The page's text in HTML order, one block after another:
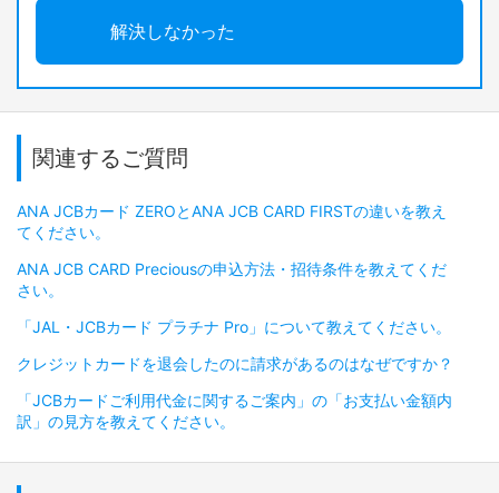
解決しなかった
関連するご質問
ANA JCBカード ZEROとANA JCB CARD FIRSTの違いを教え
てください。
ANA JCB CARD Preciousの申込方法・招待条件を教えてくだ
さい。
「JAL・JCBカード プラチナ Pro」について教えてください。
クレジットカードを退会したのに請求があるのはなぜですか？
「JCBカードご利用代金に関するご案内」の「お支払い金額内
訳」の見方を教えてください。